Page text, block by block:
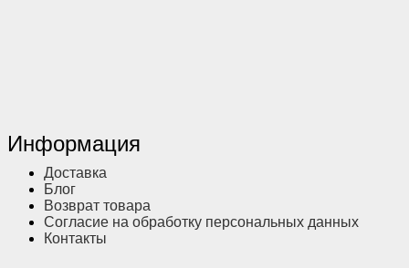
Информация
Доставка
Блог
Возврат товара
Согласие на обработку персональных данных
Контакты